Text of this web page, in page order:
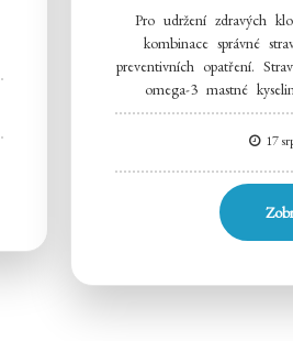
Pro udržení zdravých
kombinace správné
preventivních opatření.
omega-3 mastné
17